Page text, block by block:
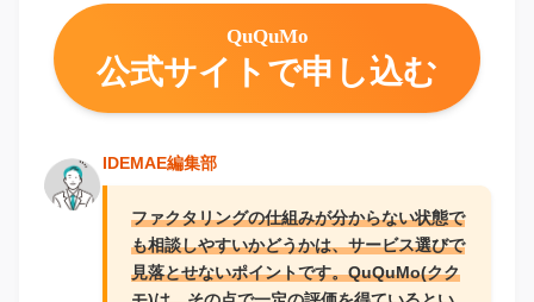
QuQuMo
公式サイトで申し込む
IDEMAE編集部
ファクタリングの仕組みが分からない状態で
も相談しやすいかどうかは、サービス選びで
見落とせないポイントです。QuQuMo(クク